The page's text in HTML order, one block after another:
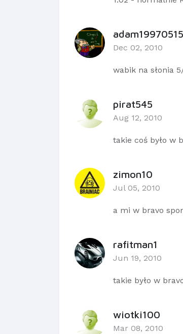
adam19970515
Dec 02, 2010
wabik na słonia
pirat545
Aug 12, 2010
takie coś było w
zimon10
Jul 05, 2010
a mi w bravo
rafitman1
Jun 19, 2010
takie było w
wiotki100
Mar 08, 2010